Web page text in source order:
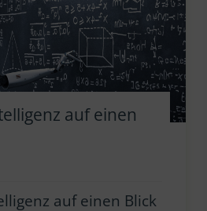
auf einen
auf einen Blick